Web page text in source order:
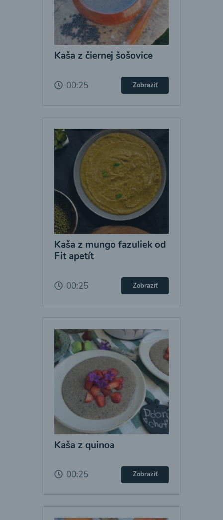
Kaša z čiernej šošovice
00:25 Zobraziť
Kaša z mungo fazuliek od
Fit apetít
00:25 Zobraziť
Kaša z quinoa
00:25 Zobraziť